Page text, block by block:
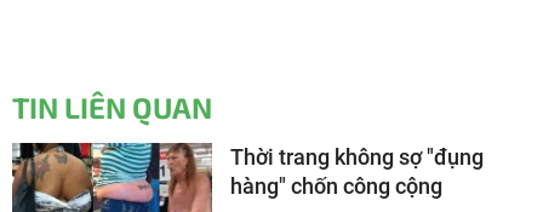
TIN LIÊN QUAN
Thời trang không sợ "đụng
hàng" chốn công cộng